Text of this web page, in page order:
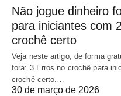
Não jogue dinheiro
para iniciantes com
crochê certo
Veja neste artigo, de forma
fora: 3 Erros no crochê para
crochê certo.…
30 de março de 2026